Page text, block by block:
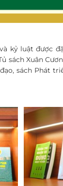
kỷ luật được
sách Xuân
sách Phát